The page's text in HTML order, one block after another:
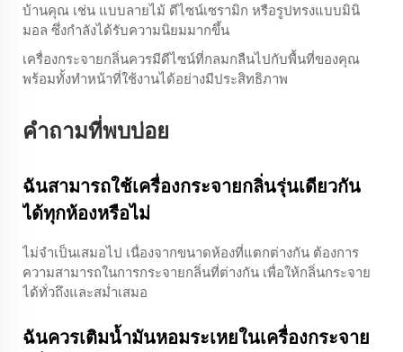
บ้านคุณ เช่น แบบลายไม้ ดีไซน์เซรามิก หรือรูปทรงแบบมินิ
มอล ซึ่งกำลังได้รับความนิยมมากขึ้น
เครื่องกระจายกลิ่นควรมีดีไซน์ที่กลมกลืนไปกับพื้นที่ของคุณ
พร้อมทั้งทำหน้าที่ใช้งานได้อย่างมีประสิทธิภาพ
คำถามที่พบบ่อย
ฉันสามารถใช้เครื่องกระจายกลิ่นรุ่นเดียวกัน
ได้ทุกห้องหรือไม่
ไม่จำเป็นเสมอไป เนื่องจากขนาดห้องที่แตกต่างกัน ต้องการ
ความสามารถในการกระจายกลิ่นที่ต่างกัน เพื่อให้กลิ่นกระจาย
ได้ทั่วถึงและสม่ำเสมอ
ฉันควรเติมน้ำมันหอมระเหยในเครื่องกระจาย